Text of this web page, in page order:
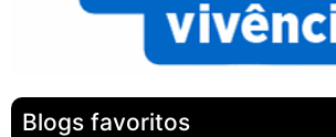
Blogs favoritos